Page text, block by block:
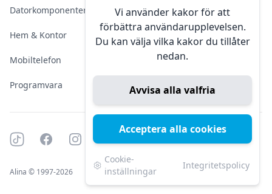
Vi använder kakor för att
förbättra användarupplevelsen.
Du kan välja vilka kakor du tillåter
nedan.
Avvisa alla valfria
Acceptera alla cookies
Cookie-
inställningar
Integritetspolicy
Datorkomponenter
Hem & Kontor
Mobiltelefon
Programvara
Kameraövervakning
Konferens & Public Display
Sälja elektronik
Tiktok FacebookInstagram
Alina © 1997-2026